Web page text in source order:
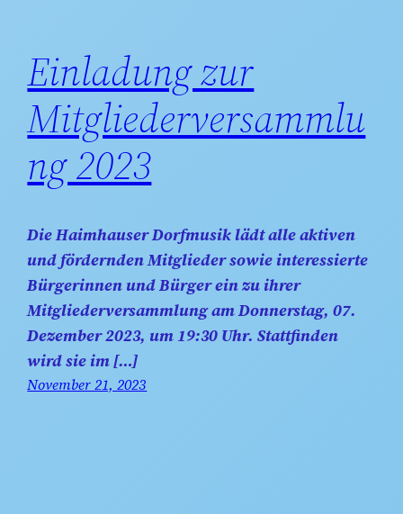
Einladung zur
Mitgliederversammlu
ng 2023
Die Haimhauser Dorfmusik lädt alle aktiven
und fördernden Mitglieder sowie interessierte
Bürgerinnen und Bürger ein zu ihrer
Mitgliederversammlung am Donnerstag, 07.
Dezember 2023, um 19:30 Uhr. Stattfinden
wird sie im […]
November 21, 2023